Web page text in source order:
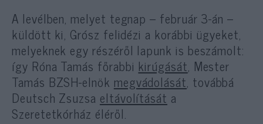
A levélben, melyet tegnap – február 3-án –
küldött ki, Grósz felidézi a korábbi ügyeket,
melyeknek egy részéről lapunk is beszámolt:
így Róna Tamás főrabbi kirúgását, Mester
Tamás BZSH-elnök megvádolását, továbbá
Deutsch Zsuzsa eltávolítását a
Szeretetkórház éléről.